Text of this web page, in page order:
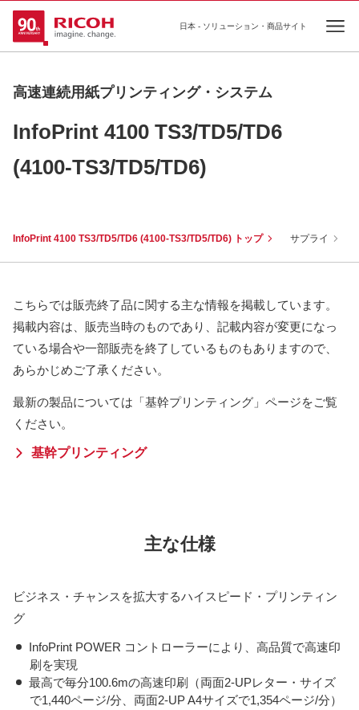
日本 - ソリューション・商品サイト
高速連続用紙プリンティング・システム
InfoPrint 4100 TS3/TD5/TD6
(4100-TS3/TD5/TD6)
InfoPrint 4100 TS3/TD5/TD6 (4100-TS3/TD5/TD6) トップ サプライ
こちらでは販売終了品に関する主な情報を掲載しています。
掲載内容は、販売当時のものであり、記載内容が変更になっ
ている場合や一部販売を終了しているものもありますので、
あらかじめご了承ください。
最新の製品については「基幹プリンティング」ページをご覧
ください。
基幹プリンティング
主な仕様
ビジネス・チャンスを拡大するハイスピード・プリンティン
グ
InfoPrint POWER コントローラーにより、高品質で高速印
刷を実現
最高で毎分100.6mの高速印刷（両面2-UPレター・サイズ
で1,440ページ/分、両面2-UP A4サイズで1,354ページ/分）